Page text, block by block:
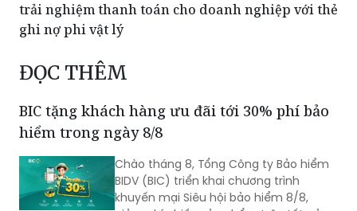
trải nghiệm thanh toán cho doanh nghiệp với thẻ
ghi nợ phi vật lý
ĐỌC THÊM
BIC tặng khách hàng ưu đãi tới 30% phí bảo
hiểm trong ngày 8/8
Chào tháng 8, Tổng Công ty Bảo hiểm
BIDV (BIC) triển khai chương trình
khuyến mại Siêu hội bảo hiểm 8/8,